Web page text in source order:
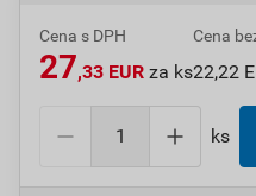
Cena s DPH
27,33 EUR za ks
Cena
22,22
ks